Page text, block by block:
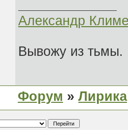
Александр
Вывожу из тьмы.
Форум » Лирика